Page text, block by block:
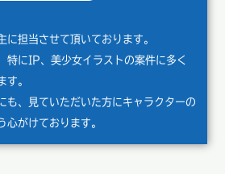
に担当させて頂いております。
特にIP、美少女イラストの案件に多く
す。
も、見ていただいた方にキャラクターの
心がけております。